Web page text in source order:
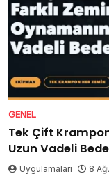
GENEL
Tek Çift
Uzun Vadeli
Uygulamaları 8